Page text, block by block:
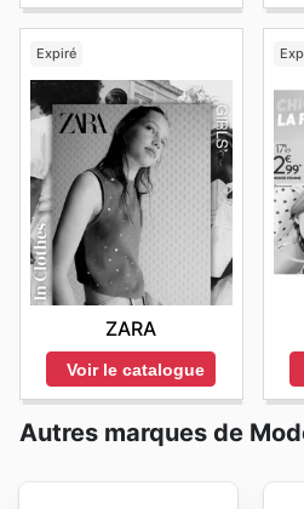
Expiré
ZARA
Voir le catalogue
Autres marques de